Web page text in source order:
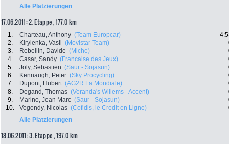
Alle Platzierungen
17.06.2011: 2. Etappe , 177.0 km
1. Charteau, Anthony (Team Europcar)
2.
Kiryienka, Vasil (Movistar Team)
3.
Rebellin, Davide (Miche)
4.
Casar, Sandy (Francaise des Jeux)
5.
Joly, Sebastien (Saur - Sojasun)
6.
Kennaugh, Peter (Sky Procycling)
7.
Dupont, Hubert (AG2R La Mondiale)
8.
Degand, Thomas (Veranda's Willems - Accent)
9.
Marino, Jean Marc (Saur - Sojasun)
10.
Vogondy, Nicolas (Cofidis, le Credit en Ligne)
Alle Platzierungen
18.06.2011: 3. Etappe , 197.0 km